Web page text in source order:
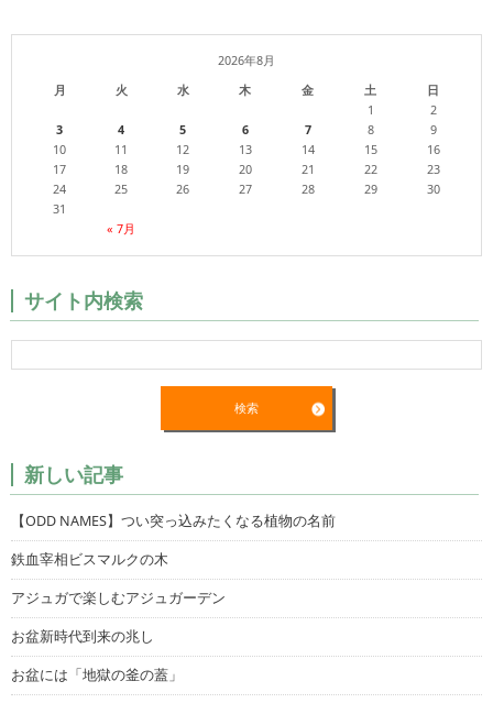
2026年8月
月
火 水 木 金 土 日
« 7月
1
2
3
4 5 6 7 8
9
10
11 12 13 14 15
16
17
18 19 20 21 22
23
24
25 26 27 28 29
30
31
サイト内検索
新しい記事
【ODD NAMES】つい突っ込みたくなる植物の名前
鉄血宰相ビスマルクの木
アジュガで楽しむアジュガーデン
お盆新時代到来の兆し
お盆には「地獄の釜の蓋」